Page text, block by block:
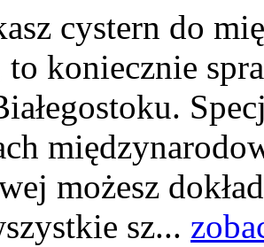
cystern do
koniecznie
możesz
sz...